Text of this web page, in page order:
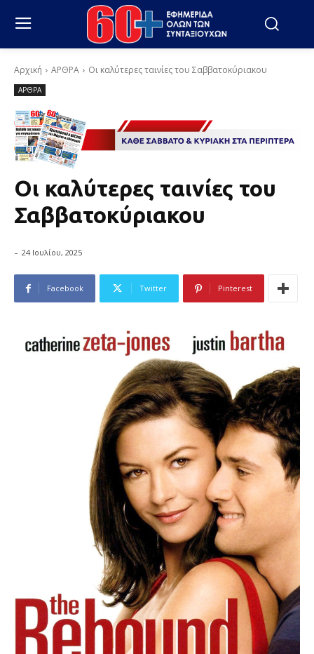
Αρχική ΑΡΘΡΑ Οι καλύτερες ταινίες του Σαββατοκύριακου
ΑΡΘΡΑ
Οι καλύτερες ταινίες του
Σαββατοκύριακου
- 24 Ιουλίου, 2025
Facebook Twitter Pinterest